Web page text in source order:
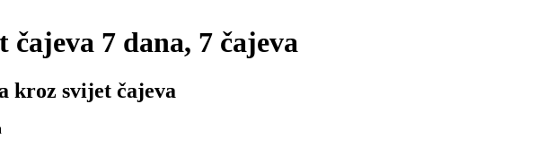
čajeva 7 dana, 7 čajeva
kroz svijet čajeva